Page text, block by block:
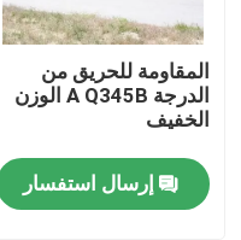
المنزل
المنتجات
المقاومة للحريق من
الدرجة A Q345B الوزن
الخفيف
إرسال استفسار